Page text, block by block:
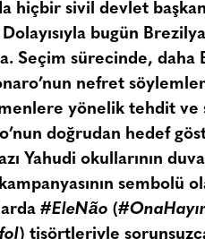
hiçbir sivil devlet
bugün
Seçim sürecinde,
nefret
yönelik tehdit ve
doğrudan hedef
Yahudi okullarının
sembolü
#EleNão (
) tişörtleriyle